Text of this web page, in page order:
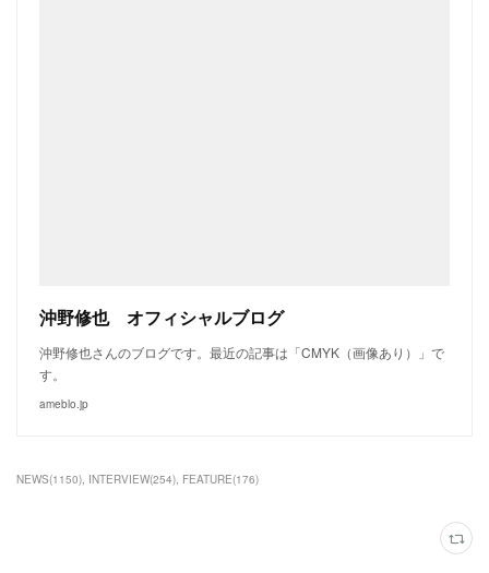
沖野修也 オフィシャルブログ
沖野修也さんのブログです。最近の記事は「CMYK（画像あり）」で
す。
ameblo.jp
NEWS(1150) INTERVIEW(254) FEATURE(176)